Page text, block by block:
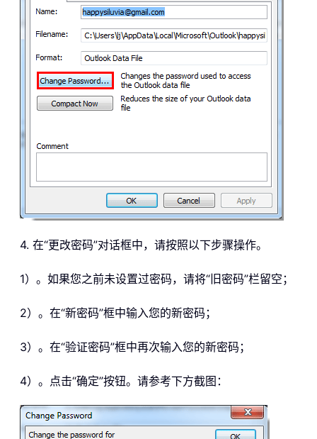
4. 在“更改密码”对话框中，请按照以下步骤操作。
1）。如果您之前未设置过密码，请将“旧密码”栏留空；
2）。在“新密码”框中输入您的新密码；
3）。在“验证密码”框中再次输入您的新密码；
4）。点击“确定”按钮。请参考下方截图：